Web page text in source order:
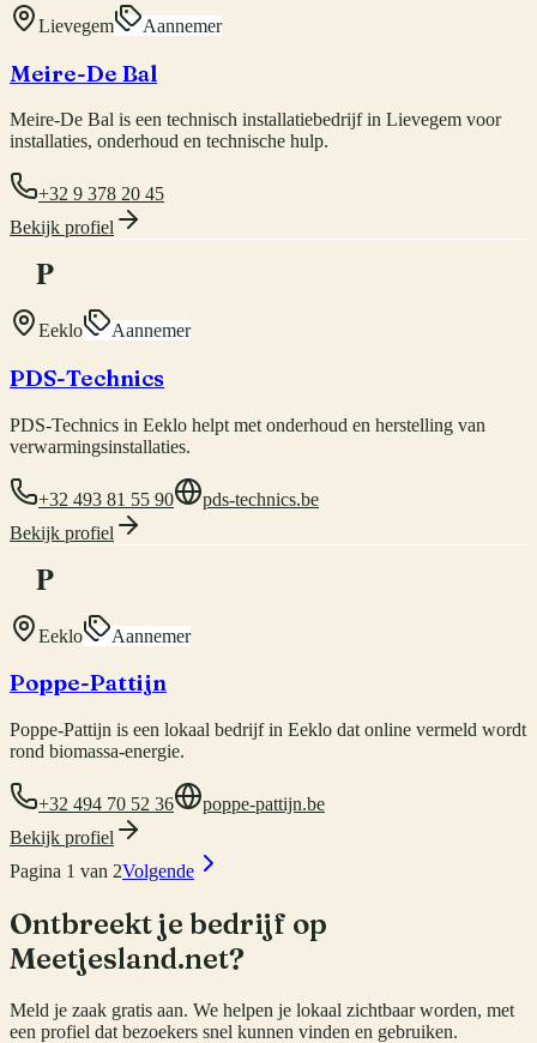
Lievegem Aannemer
Meire-De Bal
Meire-De Bal is een technisch installatiebedrijf in Lievegem voor
installaties, onderhoud en technische hulp.
+32 9 378 20 45
Bekijk profiel
P
Eeklo Aannemer
PDS-Technics
PDS-Technics in Eeklo helpt met onderhoud en herstelling van
verwarmingsinstallaties.
+32 493 81 55 90
pds-technics.be
Bekijk profiel
P
Eeklo Aannemer
Poppe-Pattijn
Poppe-Pattijn is een lokaal bedrijf in Eeklo dat online vermeld wordt
rond biomassa-energie.
+32 494 70 52 36
poppe-pattijn.be
Bekijk profiel
Pagina 1 van 2Volgende
Ontbreekt je bedrijf op
Meetjesland.net?
Meld je zaak gratis aan. We helpen je lokaal zichtbaar worden, met
een profiel dat bezoekers snel kunnen vinden en gebruiken.